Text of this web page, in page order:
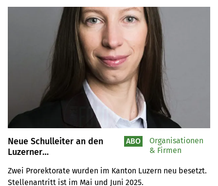
Verhältnis von Fett und Eiweiss oder der Harnstoffwert.
Neue Schulleiter an den
Luzerner
Bildungszentrn
Zwei Prorektorate wurden im Kanton Luzern neu besetzt.
Stellenantritt ist im Mai und Juni 2025.
ABO
Organisationen
& Firmen